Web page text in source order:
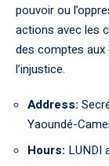
pouvoir ou
actions avec les
des comptes aux
l’injustice.
Address:
Yaoundé-
Hours: LUNDI